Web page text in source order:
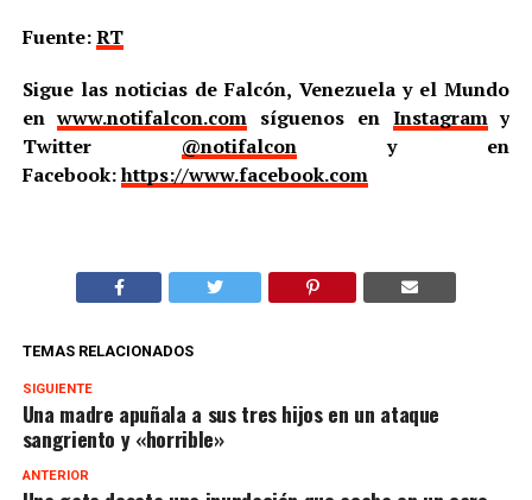
Fuente:RT
Sigue las noticias de Falcón, Venezuela y el Mundo
enwww.notifalcon.com síguenos en Instagramy
Twitter @notifalcony en
Facebook:https://www.facebook.com
TEMAS RELACIONADOS
SIGUIENTE
Una madre apuñala a sus tres hijos en un ataque
sangriento y «horrible»
ANTERIOR